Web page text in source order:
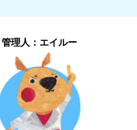
管理人：エイルー